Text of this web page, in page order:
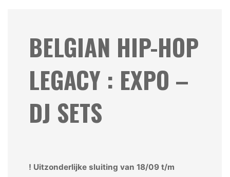
BELGIAN HIP-HOP
LEGACY : EXPO –
DJ SETS
! Uitzonderlijke sluiting van 18/09 t/m